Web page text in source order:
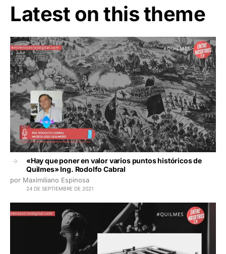
Latest on this theme
«Hay que poner en valor varios puntos históricos de
Quilmes» Ing. Rodolfo Cabral
por Maximiliano Espinosa
24 DE SEPTIEMBRE DE 2021